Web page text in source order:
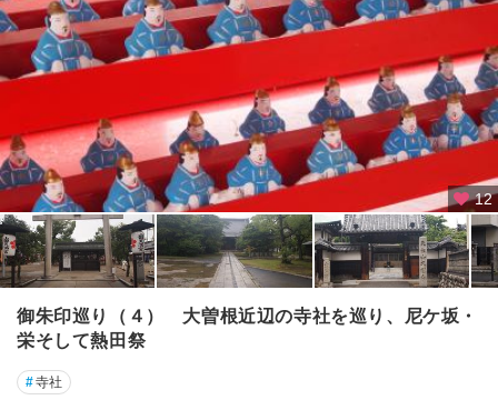
12
御朱印巡り（４） 大曽根近辺の寺社を巡り、尼ケ坂・
栄そして熱田祭
#寺社